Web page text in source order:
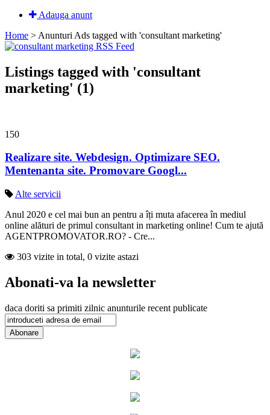
Adauga anunt
Home > Anunturi Ads tagged with 'consultant marketing'
Listings tagged with 'consultant
marketing' (1)
150
Realizare site. Webdesign. Optimizare SEO.
Mentenanta site. Promovare Googl...
Alte servicii
Anul 2020 e cel mai bun an pentru a îți muta afacerea în mediul
online alături de primul consultant in marketing online! Cum te ajută
AGENTPROMOVATOR.RO? - Cre...
303 vizite in total, 0 vizite astazi
Abonati-va la newsletter
daca doriti sa primiti zilnic anunturile recent publicate